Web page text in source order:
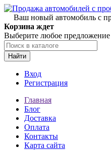
Ваш новый автомобиль с
Корзина ждет
Выберите любое предложение
Найти
Вход
Регистрация
Главная
Блог
Доставка
Оплата
Контакты
Карта сайта